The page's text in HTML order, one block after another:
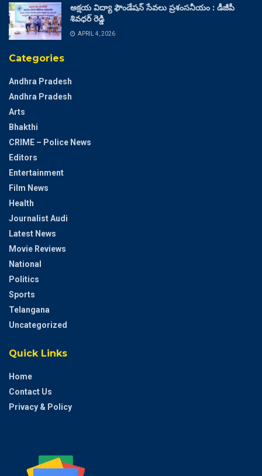
అక్షయ విద్యా ఫౌండేషన్ సేవలు ప్రశంసనీయం : డీజీపీ
శివధర్ రెడ్డి
APRIL 4, 2026
Categories
Andhra Pradesh
Andhra Pradesh
Arts
Bhakthi
CRIME – Police News
Editors
Entertainment
Film News
Health
Journalist Audi
Latest News
Movie Reviews
National
Politics
Sports
Telangana
Uncategorized
Quick Links
Home
Contact Us
Privacy & Policy